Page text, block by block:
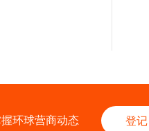
环球营商动态 登记